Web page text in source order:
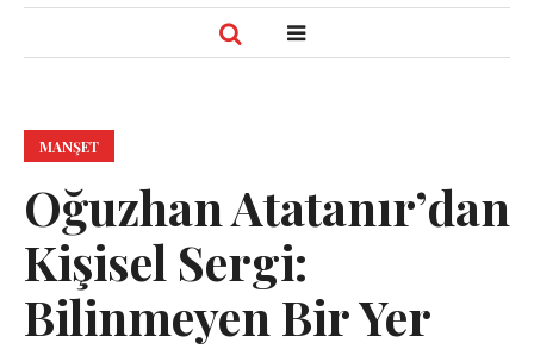
MANŞET
Oğuzhan Atatanır’dan
Kişisel Sergi:
Bilinmeyen Bir Yer